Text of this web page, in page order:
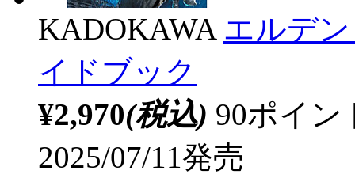
KADOKAWA エルデ
イドブック
¥2,970(税込) 90ポイ
2025/07/11発売